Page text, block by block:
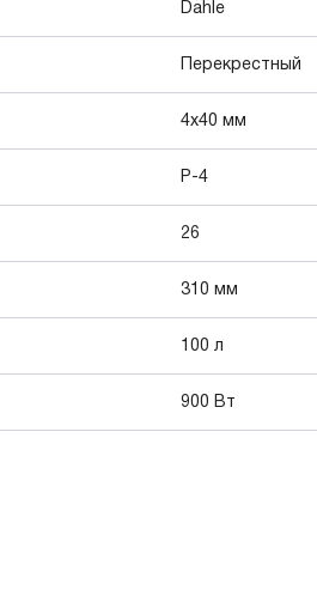
Dahle
Перекрестный
4х40 мм
P-4
26
310 мм
100 л
900 Вт